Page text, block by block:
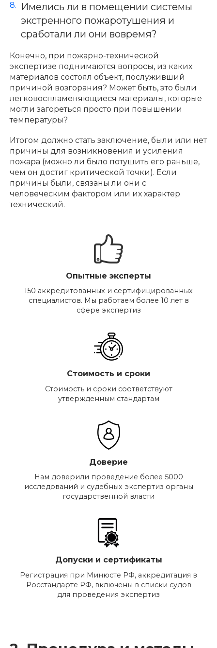
Имелись ли в помещении системы
экстренного пожаротушения и
сработали ли они вовремя?
Конечно, при пожарно-технической
экспертизе поднимаются вопросы, из каких
материалов состоял объект, послуживший
причиной возгорания? Может быть, это были
легковоспламеняющиеся материалы, которые
могли загореться просто при повышении
температуры?
Итогом должно стать заключение, были или нет
причины для возникновения и усиления
пожара (можно ли было потушить его раньше,
чем он достиг критической точки). Если
причины были, связаны ли они с
человеческим фактором или их характер
технический.
Опытные эксперты
150 аккредитованных и сертифицированных
специалистов. Мы работаем более 10 лет в
сфере экспертиз
Стоимость и сроки
Стоимость и сроки соответствуют
утвержденным стандартам
Доверие
Нам доверили проведение более 5000
исследований и судебных экспертиз органы
государственной власти
Допуски и сертификаты
Регистрация при Минюсте РФ, аккредитация в
Росстандарте РФ, включены в списки судов
для проведения экспертиз